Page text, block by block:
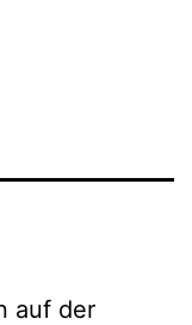
auf der